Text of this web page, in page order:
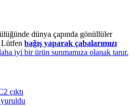
dünya çapında gönüllüler
Lütfen bağış yaparak çabalarımızı
iyi bir ürün sunmamıza olanak tanır.
çıktı